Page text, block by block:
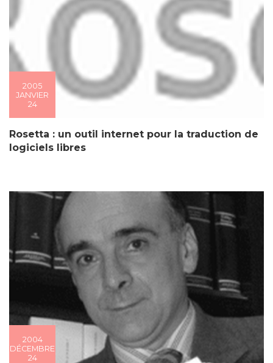
2005
JANVIER
24
Rosetta : un outil internet pour la traduction de
logiciels libres
2004
DÉCEMBRE
24